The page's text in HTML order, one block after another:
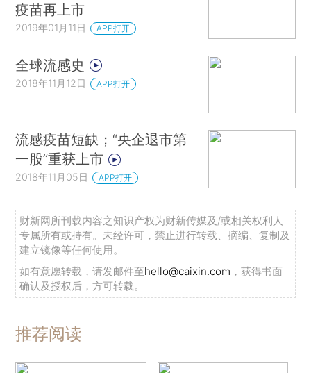
疫苗再上市
2019年01月11日 APP打开
全球流感史
2018年11月12日 APP打开
流感疫苗短缺；“央企退市第
一股”重获上市
2018年11月05日 APP打开
财新网所刊载内容之知识产权为财新传媒及/或相关权利人
专属所有或持有。未经许可，禁止进行转载、摘编、复制及
建立镜像等任何使用。
如有意愿转载，请发邮件至hello@caixin.com ，获得书面
确认及授权后，方可转载。
推荐阅读